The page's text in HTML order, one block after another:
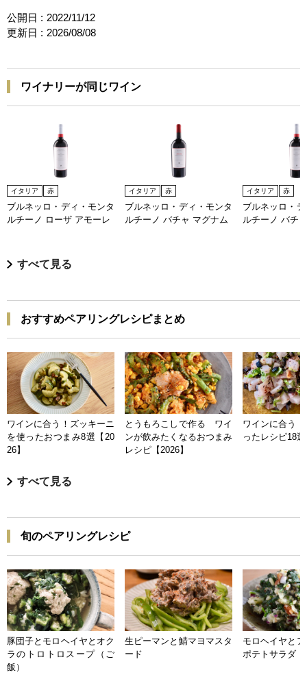
公開日 : 2022/11/12
更新日 : 2026/08/08
ワイナリーが同じワイン
イタリア 赤
ブルネッロ・ディ・モンタ
ルチーノ ローザ アモーレ
イタリア 赤
ブルネッロ・ディ・モンタ
ルチーノ バチャ マグナム
イタリア 赤
ブルネッロ・
ルチーノ バチャ
すべて見る
おすすめペアリングレシピまとめ
ワインに合う！ズッキーニ
を使ったおつまみ8選【20
26】
とうもろこしで作る ワイ
ンが飲みたくなるおつまみ
レシピ【2026】
ワインに合う
ったレシピ18
すべて見る
旬のペアリングレシピ
豚団子とモロヘイヤとオク
ラのトロトロスープ（ご
飯）
生ピーマンと鯖マヨマスタ
ード
モロヘイヤと
ポテトサラダ